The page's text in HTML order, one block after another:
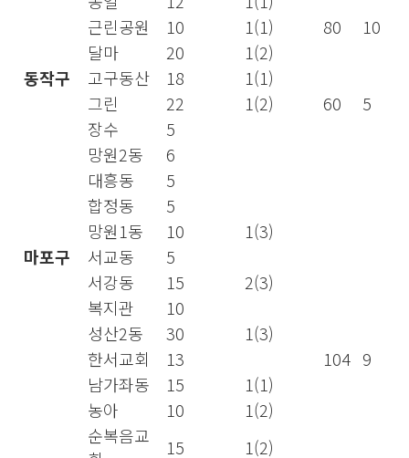
근린공원
10 1(1) 80 10
동작구
달마 20
1(2)
고구동산
18
1(1)
그린
22 1(2) 60 5
마포구
장수
5
망원2동
6
대흥동
5
합정동
5
망원1동
10
1(3)
서교동
5
서강동
15
2(3)
복지관
10
성산2동
30
1(3)
한서교회
13 104 9
남가좌동
15 1(1)
농아 10
1(2)
순복음교
15
1(2)